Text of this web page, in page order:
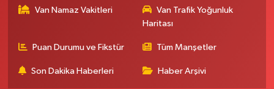
Van Namaz Vakitleri
Van Trafik Yoğunluk
Haritası
Puan Durumu ve Fikstür Tüm Manşetler
Son Dakika Haberleri Haber Arşivi